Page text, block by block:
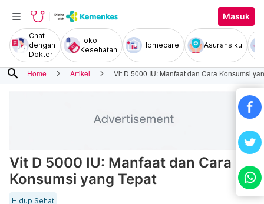
Masuk
Chat
dengan
Dokter
Toko
Kesehatan
Homecare Asuransiku
search Home Artikel Vit D 5000 IU: Manfaat dan Cara Konsumsi
Vit D 5000 IU: Manfaat dan Cara
Konsumsi yang Tepat
Hidup Sehat